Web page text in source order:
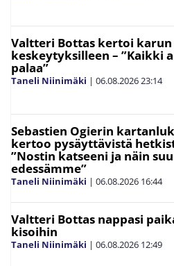
Valtteri Bottas kertoi karun
keskeytyksilleen – ”Kaikki
palaa”
Taneli Niinimäki | 06.08.202623:14
Sebastien Ogierin
kertoo pysäyttävistä
”Nostin katseeni ja näin
edessämme”
Taneli Niinimäki | 06.08.2026 16:44
Valtteri Bottas nappasi
kisoihin
Taneli Niinimäki | 06.08.2026 12:49